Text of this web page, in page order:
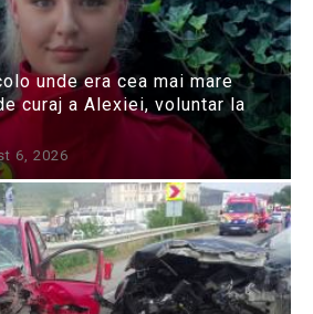
unde era cea mai mare
curaj a Alexiei, voluntar la
6, 2026